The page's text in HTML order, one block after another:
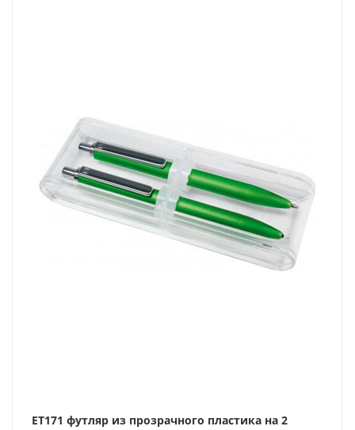
ET171 футляр из прозрачного пластика на 2